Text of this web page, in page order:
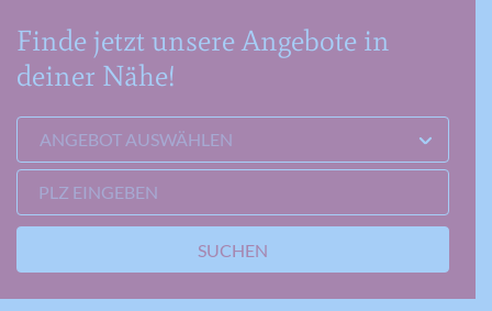
Finde jetzt unsere Angebote in
deiner Nähe!
ANGEBOT AUSWÄHLEN
PLZ EINGEBEN
SUCHEN